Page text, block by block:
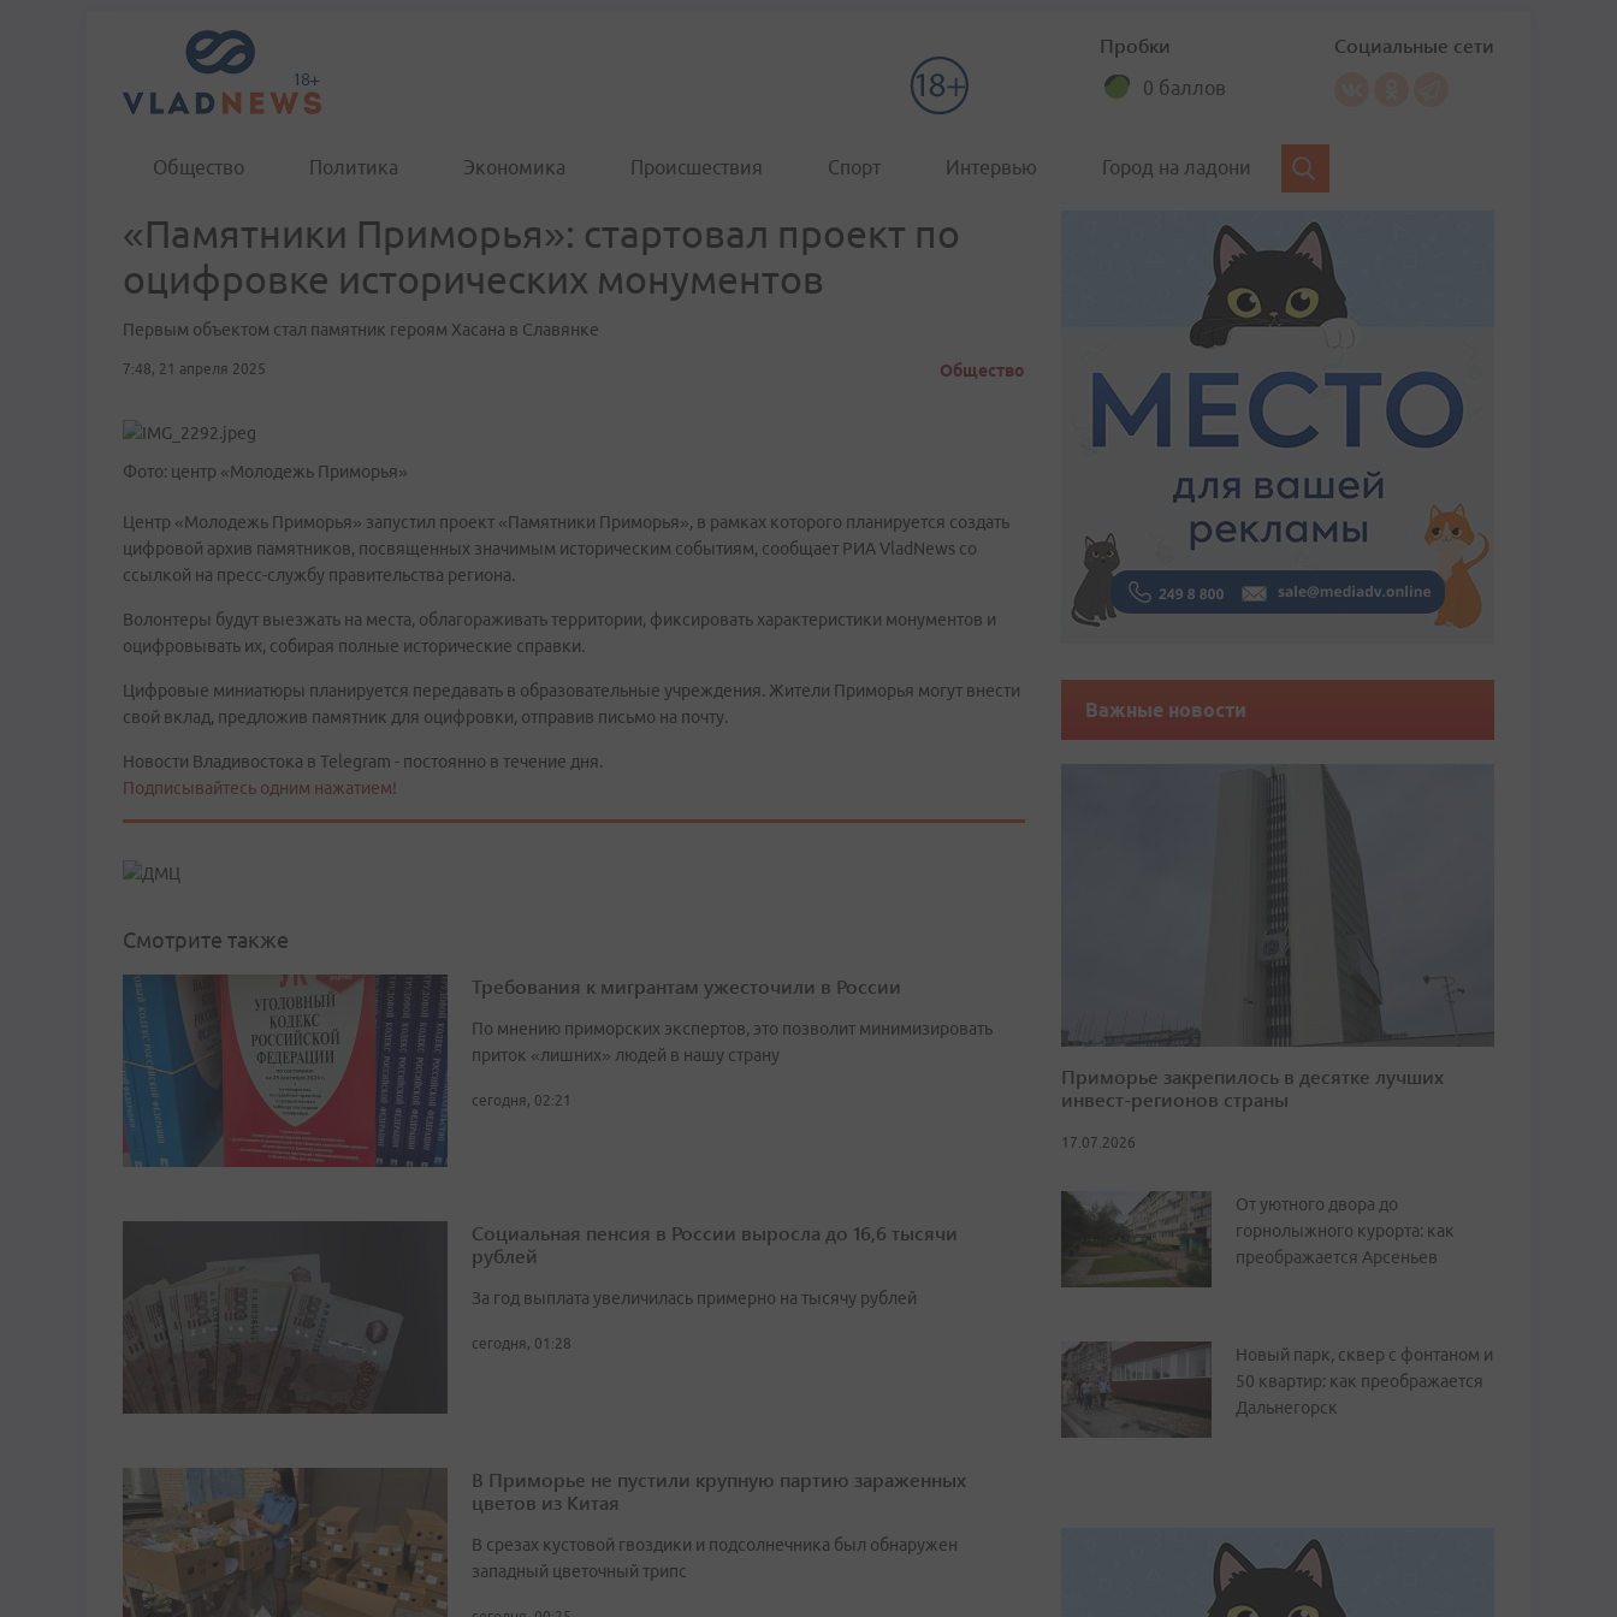
Пробки
0 баллов
Социальные сети
Общество Политика Экономика Происшествия Спорт Интервью Город на ладони
«Памятники Приморья»: стартовал проект по
оцифровке исторических монументов
Первым объектом стал памятник героям Хасана в Славянке
7:48, 21 апреля 2025 Общество
Фото: центр «Молодежь Приморья»
Центр «Молодежь Приморья» запустил проект «Памятники Приморья», в рамках которого планируется создать
цифровой архив памятников, посвященных значимым историческим событиям, сообщает РИА VladNews со
ссылкой на пресс-службу правительства региона.
Волонтеры будут выезжать на места, облагораживать территории, фиксировать характеристики монументов и
оцифровывать их, собирая полные исторические справки.
Цифровые миниатюры планируется передавать в образовательные учреждения. Жители Приморья могут внести
свой вклад, предложив памятник для оцифровки, отправив письмо на почту.
Новости Владивостока в Telegram - постоянно в течение дня.
Подписывайтесь одним нажатием!
Смотрите также
Требования к мигрантам ужесточили в России
По мнению приморских экспертов, это позволит минимизировать
приток «лишних» людей в нашу страну
сегодня, 02:21
Социальная пенсия в России выросла до 16,6 тысячи
рублей
За год выплата увеличилась примерно на тысячу рублей
сегодня, 01:28
В Приморье не пустили крупную партию зараженных
цветов из Китая
В срезах кустовой гвоздики и подсолнечника был обнаружен
западный цветочный трипс
Важные новости
Приморье закрепилось в десятке лучших
инвест-регионов страны
17.07.2026
От уютного двора до
горнолыжного курорта: как
преображается Арсеньев
Новый парк, сквер с фонтаном и
50 квартир: как преображается
Дальнегорск